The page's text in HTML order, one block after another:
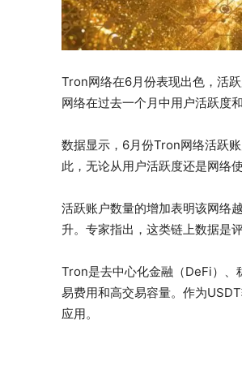
Tron网络在6月份表现出色，活
网络在过去一个月中用户活跃度
数据显示，6月份Tron网络活跃
此，无论从用户活跃度还是网络
活跃账户数量的增加表明该网络
升。专家指出，这类链上数据是
Tron是去中心化金融（DeFi）、
易费用和高交易容量。作为
应用。